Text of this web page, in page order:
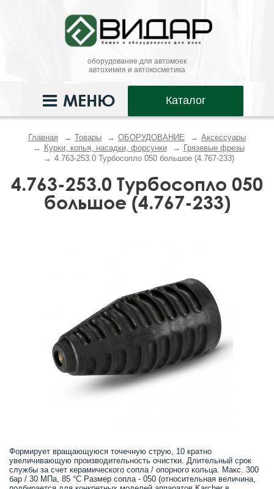
оборудование для автомоек
автохимия и автокосметика
Каталог
МЕНЮ
Главная Товары ОБОРУДОВАНИЕ
Аксессуары
Курки, копья, насадки, форсунки
Грязевые фрезы
4.763-253.0 Турбосопло 050 большое (4.767-233)
4.763-253.0 Турбосопло 050
большое (4.767-233)
Формирует вращающуюся точечную струю, 10 кратно
увеличивающую производительность очистки. Длительный срок
службы за счет керамического сопла / опорного кольца. Макс. 300
бар / 30 МПа, 85 °C Размер сопла - 050 (относительная величина,